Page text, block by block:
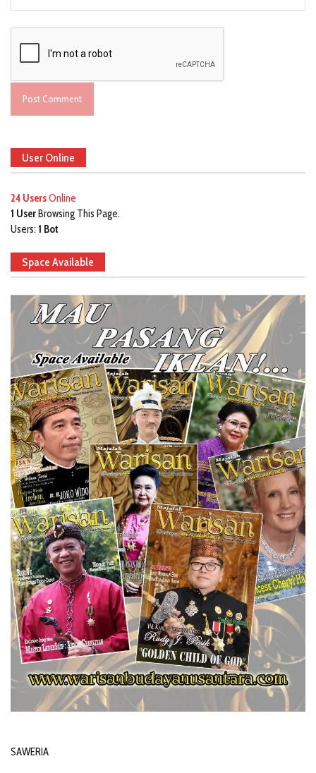
User Online
24 UsersOnline
1 UserBrowsing This Page.
Users: 1 Bot
Space Available
SAWERIA